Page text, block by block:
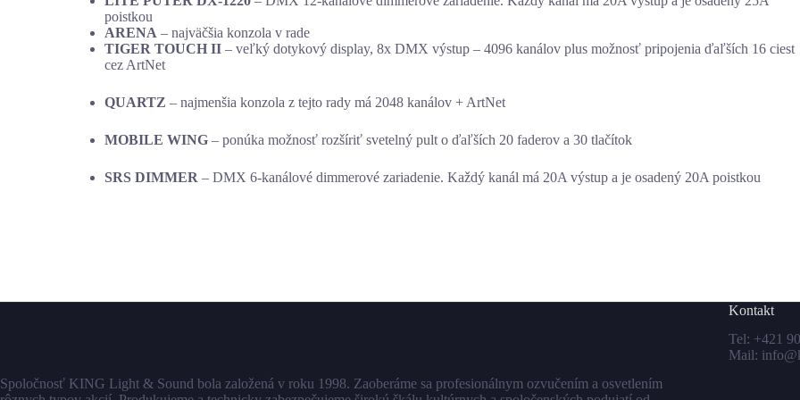
poistkou
ARENA – najväčšia konzola v rade
TIGER TOUCH II – veľký dotykový display, 8x DMX výstup – 4096 kanálov plus možnosť pripojenia ďaľších 16 ciest
cez ArtNet
QUARTZ – najmenšia konzola z tejto rady má 2048 kanálov + ArtNet
MOBILE WING – ponúka možnosť rozšíriť svetelný pult o ďaľších 20 faderov a 30 tlačítok
SRS DIMMER – DMX 6-kanálové dimmerové zariadenie. Každý kanál má 20A výstup a je osadený 20A poistkou
Spoločnosť KING Light & Sound bola založená v roku 1998. Zaoberáme sa profesionálnym ozvučením a osvetlením
Kontakt
Tel: +421
Mail: